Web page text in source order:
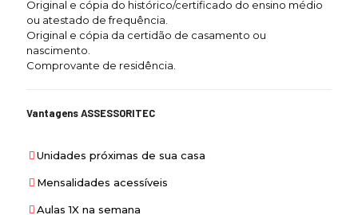
Original e cópia do histórico/certificado do ensino médio
ou atestado de frequência.
Original e cópia da certidão de casamento ou
nascimento.
Comprovante de residência.
Vantagens ASSESSORITEC
Unidades próximas de sua casa
Mensalidades acessíveis
Aulas 1X na semana